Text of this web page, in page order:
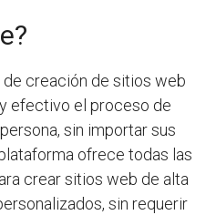
de creación de sitios web
efectivo el proceso de
sin importar sus
ofrece todas las
crear sitios web de alta
sin requerir